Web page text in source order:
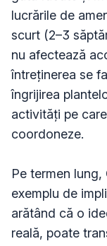
lucrările de
scurt (2–3
nu afectează
întreținerea se
îngrijirea
activități pe
coordoneze.
Pe termen
exemplu de
arătând că o
reală, poate